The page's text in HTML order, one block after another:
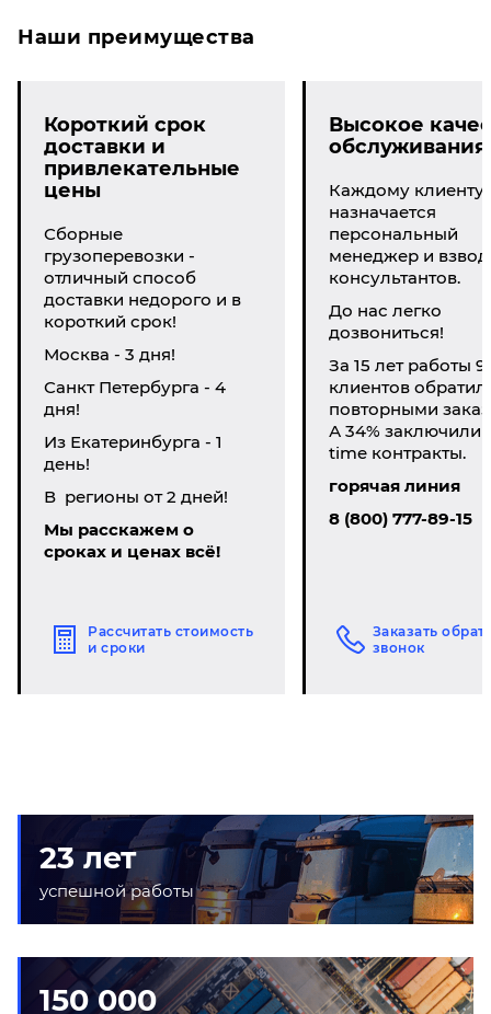
Наши преимущества
Короткий срок
доставки и
привлекательные
цены
Сборные
грузоперевозки -
отличный способ
доставки недорого и в
короткий срок!
Москва - 3 дня!
Санкт Петербурга - 4
дня!
Из Екатеринбурга - 1
день!
В регионы от 2 дней!
Мы расскажем о
сроках и ценах всё!
Рассчитать стоимость
и сроки
Высокое
обслуживания
Каждому клиенту
назначается
персональный
менеджер и взвод
консультантов.
До нас легко
дозвониться!
За 15 лет работы
клиентов
повторными
А 34% заключили
time контракты.
горячая линия
8 (800) 777-89-15
Заказать
звонок
23 лет
успешной работы
150 000